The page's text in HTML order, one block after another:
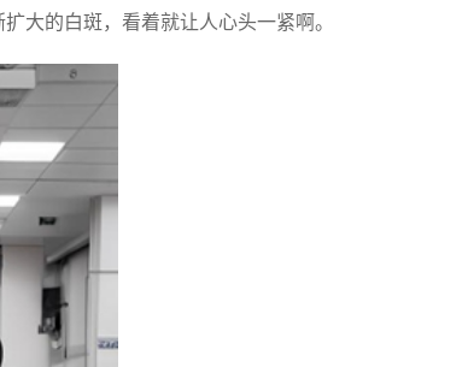
大的白斑，看着就让人心头一紧啊。